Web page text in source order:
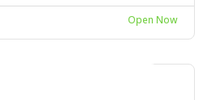
Open Now